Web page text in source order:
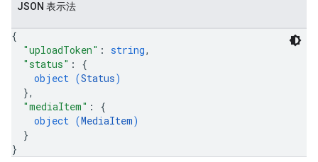
JSON 表示法
{
"uploadToken" : string,
"status" : {
object (Status)
},
"mediaItem" : {
object (MediaItem)
}
}